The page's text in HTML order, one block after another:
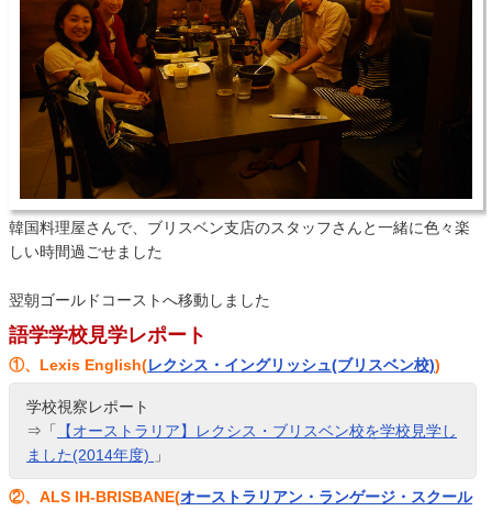
韓国料理屋さんで、ブリスベン支店のスタッフさんと一緒に色々楽
しい時間過ごせました
翌朝ゴールドコーストへ移動しました
語学学校見学レポート
①、Lexis English(レクシス・イングリッシュ(ブリスベン校))
学校視察レポート
⇒「
【オーストラリア】レクシス・ブリスベン校を学校見学し
ました(2014年度)
」
②、ALS IH-BRISBANE(オーストラリアン・ランゲージ・スクール